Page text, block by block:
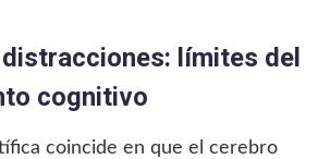
límites del
cognitivo
coincide en que el cerebro